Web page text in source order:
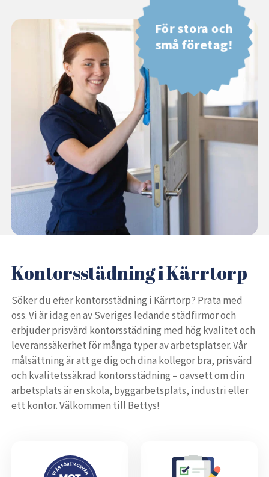
För stora och
små företag!
Kontorsstädning i Kärrtorp
Söker du efter kontorsstädning i Kärrtorp? Prata med
oss. Vi är idag en av Sveriges ledande städfirmor och
erbjuder prisvärd kontorsstädning med hög kvalitet och
leveranssäkerhet för många typer av arbetsplatser. Vår
målsättning är att ge dig och dina kollegor bra, prisvärd
och kvalitetssäkrad kontorsstädning – oavsett om din
arbetsplats är en skola, byggarbetsplats, industri eller
ett kontor. Välkommen till Bettys!